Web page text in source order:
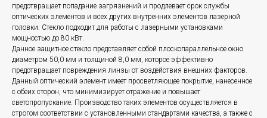
предотвращает попадание загрязнений и продлевает срок службы
оптических элементов и всех других внутренних элементов лазерной
головки. Стекло подходит для работы с лазерными установками
мощностью до 80 кВт.
Данное защитное стекло представляет собой плоскопараллельное окно
диаметром 50,0 мм и толщиной 8,0 мм, которое эффективно
предотвращает повреждения линзы от воздействия внешних факторов.
Данный оптический элемент имеет просветляющее покрытие, нанесенное
с обеих сторон, что минимизирует отражение и повышает
светопропускание. Производство таких элементов осуществляется в
строгом соответствии с установленными стандартами качества, а также с